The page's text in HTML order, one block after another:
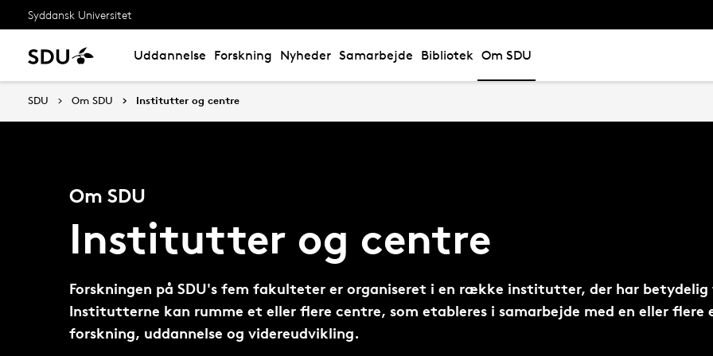
Syddansk Universitet
Uddannelse Forskning Nyheder Samarbejde Bibliotek Om SDU
SDU Om SDU Institutter og centre
Om SDU
Institutter og centre
Forskningen på SDU's fem fakulteter er organiseret i en række institutter, der har
Institutterne kan rumme et eller flere centre, som etableres i samarbejde med en eller flere
forskning, uddannelse og videreudvikling.